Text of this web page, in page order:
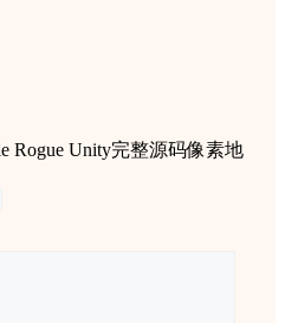
Rogue Unity完整源码像素地